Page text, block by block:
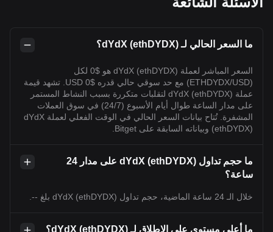
ما السعر الحالي لـ dYdX (ethDYDX)؟
السعر المباشر لعملة dYdX (ethDYDX) هو $0 لكل
(ETHDYDX/USD) مع حد سوقي حالي قدره $0 USD. تشهد قيمة
عملة dYdX (ethDYDX) لتقلبات متكررة بسبب النشاط المستمر
على مدار الساعة طوال أيام الأسبوع (24/7) في سوق العملات
المشفرة. تُتاح بيانات السعر الحالي في الوقت الفعلي لعملة dYdX
(ethDYDX) وبياناته السابقة على Bitget.
ما حجم تداول dYdX (ethDYDX) على مدار 24
ساعة؟
خلال الـ 24 ساعة الماضية، حجم تداول dYdX (ethDYDX) بلغ --.
ما أعلى مستوى على الإطلاق لـ dYdX (ethDYDX)؟